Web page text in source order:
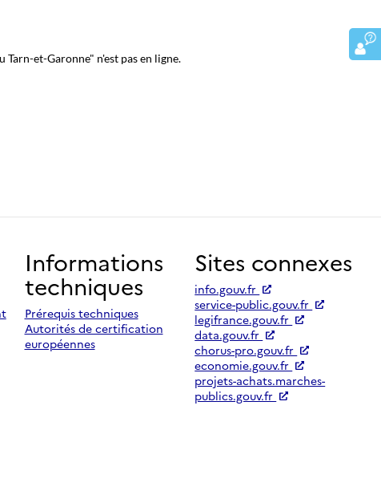
et-Garonne" n'est pas en ligne.
Informations
techniques
Prérequis techniques
Autorités de certification
européennes
Sites connexes
info.gouv.fr
service-public.gouv.fr
legifrance.gouv.fr
data.gouv.fr
chorus-pro.gouv.fr
economie.gouv.fr
projets-achats.marches-
publics.gouv.fr